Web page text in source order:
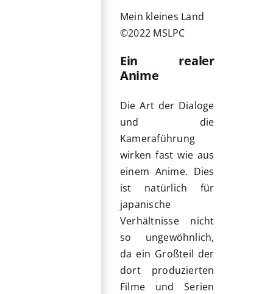
Mein kleines Land
©2022 MSLPC
Ein realer
Anime
Die Art der Dialoge
und die
Kameraführung
wirken fast wie aus
einem Anime. Dies
ist natürlich für
japanische
Verhältnisse nicht
so ungewöhnlich,
da ein Großteil der
dort produzierten
Filme und Serien